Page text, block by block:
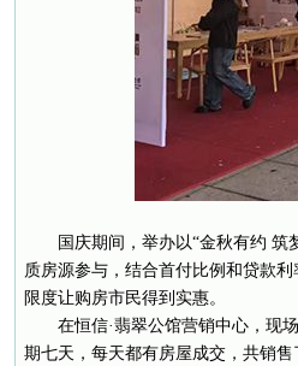
国庆期间，举办以“金秋有约 筑
质房源参与，结合首付比例和贷款
限度让购房市民得到实惠。
在恒信·翡翠公馆营销中心，现
期七天，每天都有房屋成交，共销售